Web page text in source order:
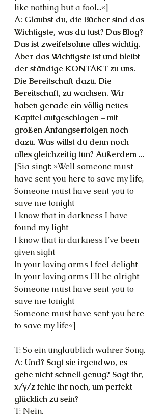
like nothing but a fool...«]
A: Glaubst du, die Bücher sind das
Wichtigste, was du tust? Das Blog?
Das ist zweifelsohne alles wichtig.
Aber das Wichtigste ist und bleibt
der ständige KONTAKT zu uns.
Die Bereitschaft dazu. Die
Bereitschaft, zu wachsen. Wir
haben gerade ein völlig neues
Kapitel aufgeschlagen – mit
großen Anfangserfolgen noch
dazu. Was willst du denn noch
alles gleichzeitig tun? Außerdem ...
[Sia singt: »Well someone must
have sent you here to save my life,
Someone must have sent you to
save me tonight
I know that in darkness I have
found my light
I know that in darkness I’ve been
given sight
In your loving arms I feel delight
In your loving arms I’ll be alright
Someone must have sent you to
save me tonight
Someone must have sent you here
to save my life«]
T: So ein unglaublich wahrer Song.
A: Und? Sagt sie irgendwo, es
gehe nicht schnell genug? Sagt ihr,
x/y/z fehle ihr noch, um perfekt
glücklich zu sein?
T: Nein.